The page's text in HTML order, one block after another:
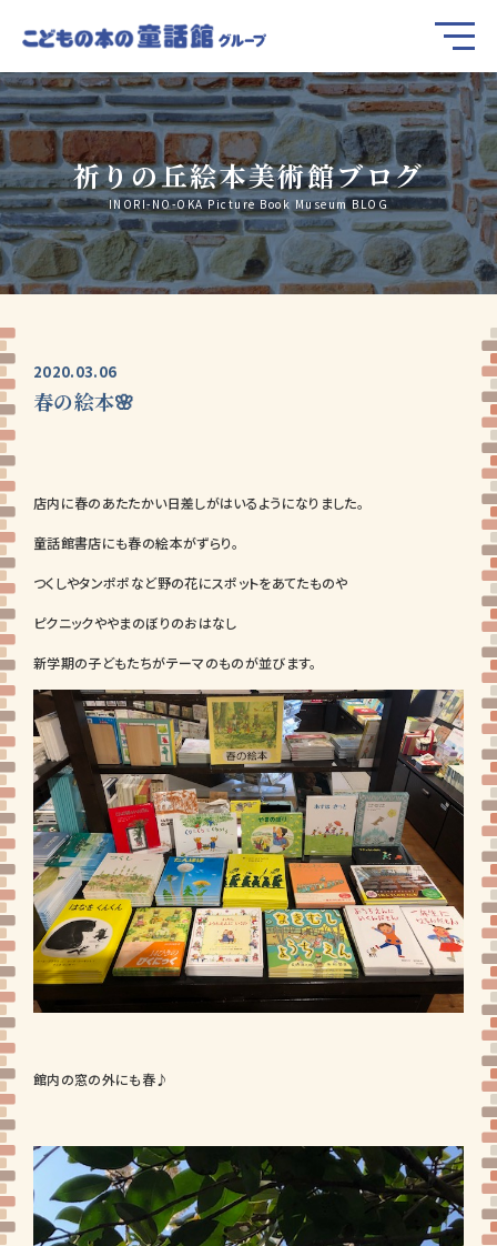
祈りの丘絵本美術館ブログ
INORI-NO-OKA Picture Book Museum BLOG
2020.03.06
春の絵本🌸
店内に春のあたたかい日差しがはいるようになりました。
童話館書店にも春の絵本がずらり。
つくしやタンポポなど野の花にスポットをあてたものや
ピクニックややまのぼりのおはなし
新学期の子どもたちがテーマのものが並びます。
館内の窓の外にも春♪